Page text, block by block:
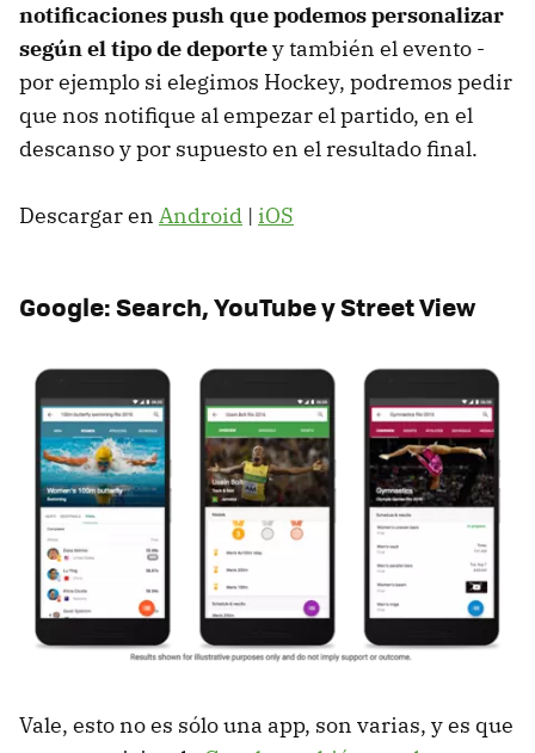
notificaciones push que podemos personalizar
según el tipo de deportey también el evento -
por ejemplo si elegimos Hockey, podremos pedir
que nos notifique al empezar el partido, en el
descanso y por supuesto en el resultado final.
Descargar en Android | iOS
Google: Search, YouTube y Street View
Vale, esto no es sólo una app, son varias, y es que